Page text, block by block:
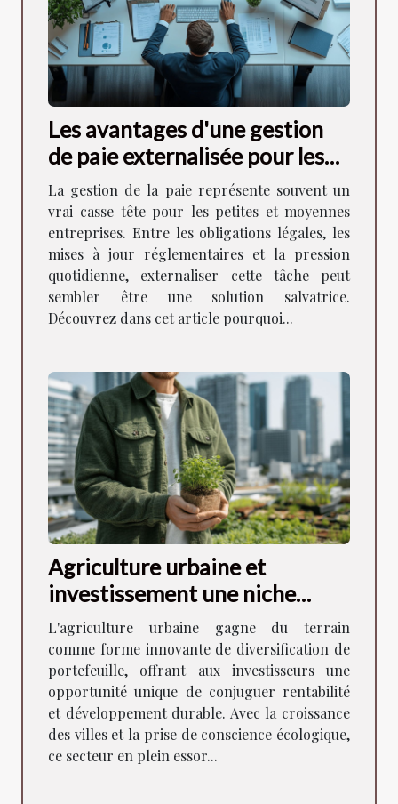
Les avantages d'une gestion
de paie externalisée pour les
PME
La gestion de la paie représente souvent un
vrai casse-tête pour les petites et moyennes
entreprises. Entre les obligations légales, les
mises à jour réglementaires et la pression
quotidienne, externaliser cette tâche peut
sembler être une solution salvatrice.
Découvrez dans cet article pourquoi...
Agriculture urbaine et
investissement une niche
prometteuse pour diversifier
son portefeuille
L'agriculture urbaine gagne du terrain
comme forme innovante de diversification de
portefeuille, offrant aux investisseurs une
opportunité unique de conjuguer rentabilité
et développement durable. Avec la croissance
des villes et la prise de conscience écologique,
ce secteur en plein essor...